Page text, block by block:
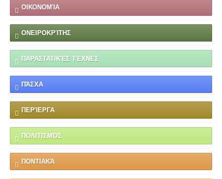
ΟΙΚΟΝΟΜΊΑ
ΟΝΕΙΡΟΚΡΊΤΗΣ
ΠΑΡΑΣΤΑΤΙΚΈΣ ΤΈΧΝΕΣ
ΠΆΣΧΑ
ΠΕΡΊΕΡΓΑ
ΠΟΛΙΤΙΣΜΌΣ
ΠΟΝΤΙΑΚΆ